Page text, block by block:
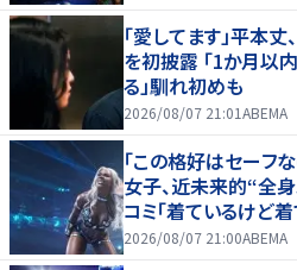
「愛してます」平本
を初披露 「1か月以
る」馴れ初めも
2026/08/07 21:01ABEMA
「この格好はセーフ
女子、近未来的“全
コミ「着ているけど
2026/08/07 21:00ABEMA